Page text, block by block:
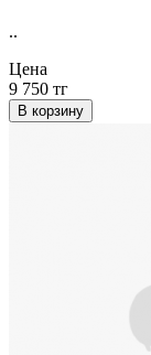
..
Цена
9 750 тг
В корзину